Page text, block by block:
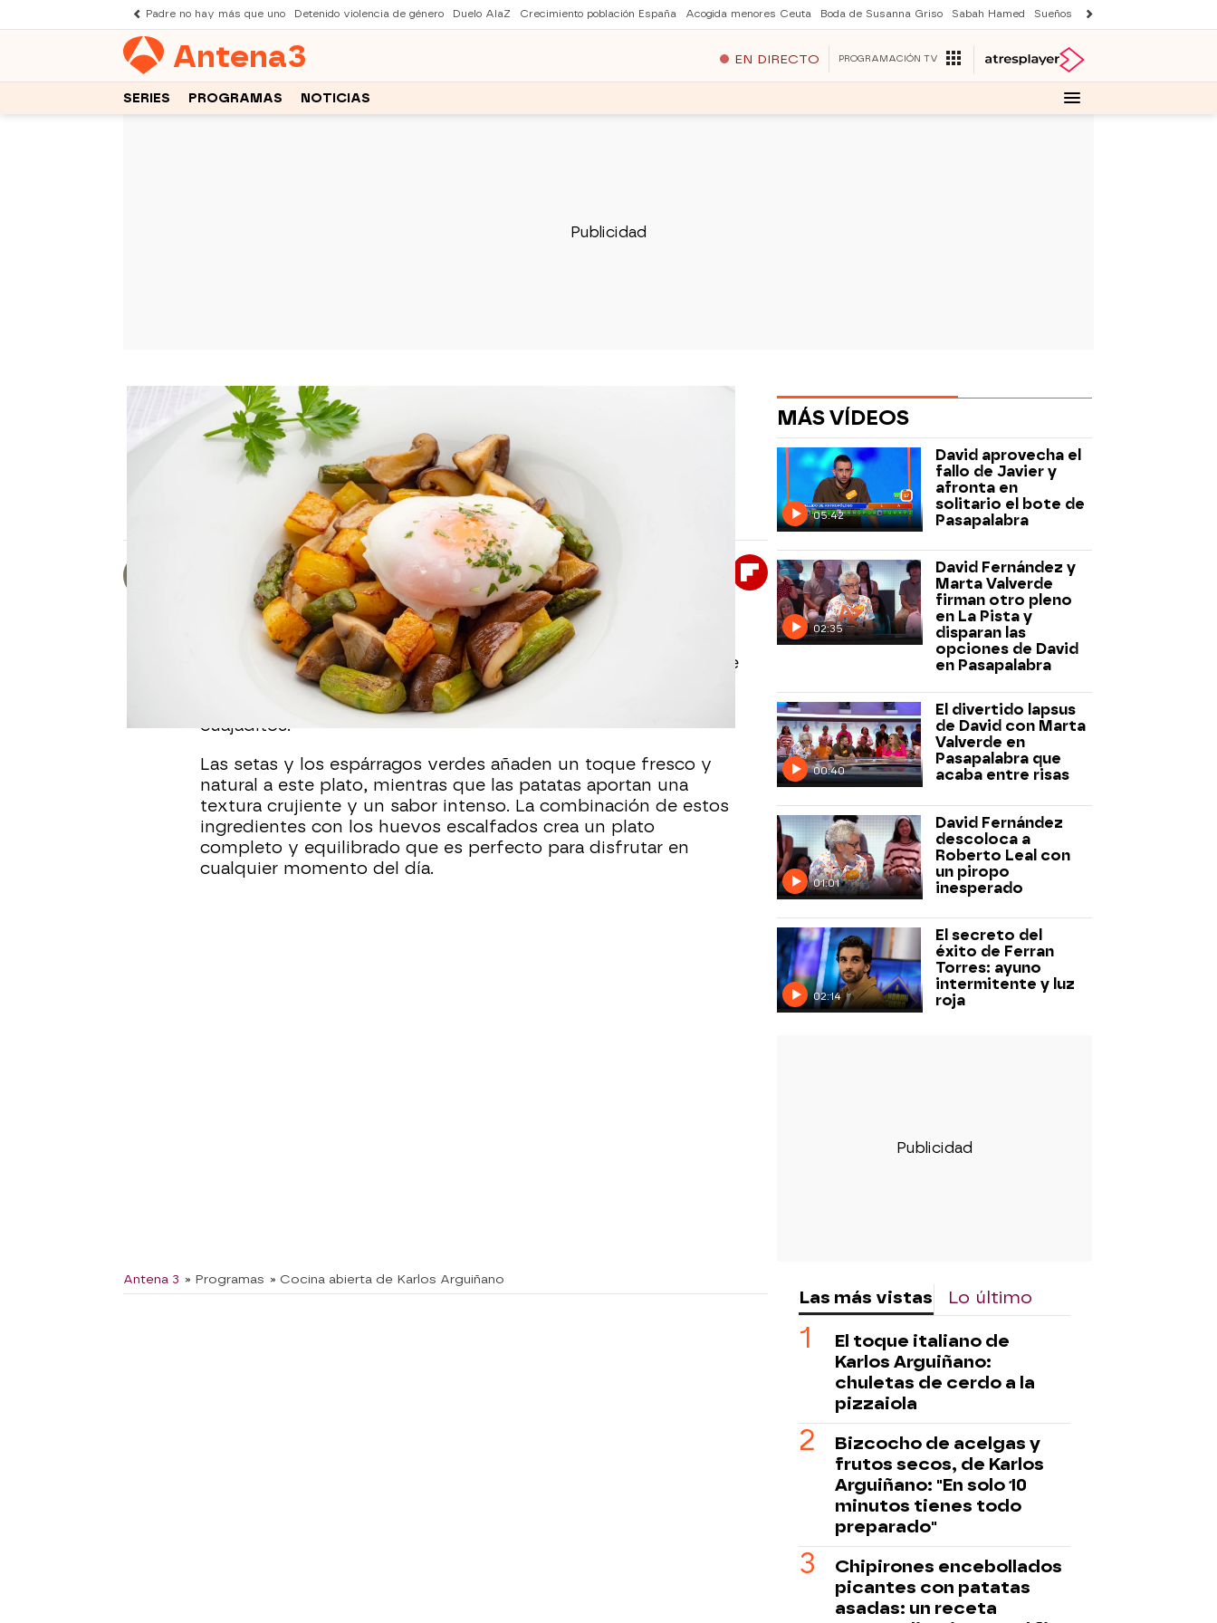
Padre no hay más que uno Detenido violencia de género Duelo AlaZ Crecimiento población España Acogida menores Ceuta Boda de Susanna Griso Sabah Hamed Sueños de libertad
Antena3 EN DIRECTO PROGRAMACIÓN TV
SERIES PROGRAMAS NOTICIAS
PARA 4 PERSONAS
Huevos escalfados con setas, espárragos verdes y patatas
de Karlos Arguiñano
Una receta completa que combina la suavidad de los huevos con la frescura de las setas
y los espárragos verdes.
Arancha Mela
31 de julio de 2025, 14:00 Facebook Flipboard
Arguiñano ha preparado esta receta de huevos escalfados con
setas, espárragos verdes y patatas. La textura de los huevos se
puede variar al escalfarlos, se deben poner tres minutos si se
quieren blanditos o cuatro minutos si se quieren más
cuajaditos.
Las setas y los espárragos verdes añaden un toque fresco y
natural a este plato, mientras que las patatas aportan una
textura crujiente y un sabor intenso. La combinación de estos
ingredientes con los huevos escalfados crea un plato
completo y equilibrado que es perfecto para disfrutar en
cualquier momento del día.
Antena 3 » Programas » Cocina abierta de Karlos Arguiñano
MÁS VÍDEOS
05:42
David aprovecha el
fallo de Javier y
afronta en
solitario el bote de
Pasapalabra
02:35
David Fernández y
Marta Valverde
firman otro pleno
en La Pista y
disparan las
opciones de David
en Pasapalabra
00:40
El divertido lapsus
de David con Marta
Valverde en
Pasapalabra que
acaba entre risas
01:01
David Fernández
descoloca a
Roberto Leal con
un piropo
inesperado
02:14
El secreto del
éxito de Ferran
Torres: ayuno
intermitente y luz
roja
Las más vistas Lo último
El toque italiano de
Karlos Arguiñano:
chuletas de cerdo a la
pizzaiola
Bizcocho de acelgas y
frutos secos, de Karlos
Arguiñano: "En solo 10
minutos tienes todo
preparado"
Chipirones encebollados
picantes con patatas
asadas: un receta